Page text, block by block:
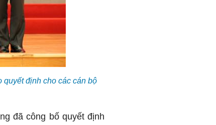
định cho các cán bộ
đã công bố quyết định